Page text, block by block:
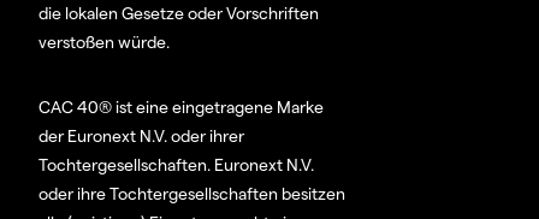
die lokalen Gesetze oder Vorschriften
verstoßen würde.
CAC 40® ist eine eingetragene Marke
der Euronext N.V. oder ihrer
Tochtergesellschaften. Euronext N.V.
oder ihre Tochtergesellschaften besitzen